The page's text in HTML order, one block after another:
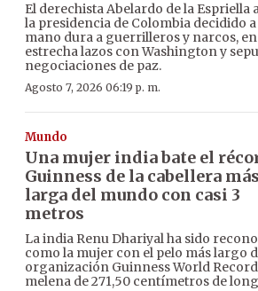
El derechista Abelardo de la Espriella
la presidencia de Colombia decidido
mano dura a guerrilleros y narcos,
estrecha lazos con Washington y
negociaciones de paz.
Agosto 7, 2026 06:19 p. m.
Mundo
Una mujer india bate el
Guinness de la cabellera más
larga del mundo con casi 3
metros
La india Renu Dhariyal ha sido
como la mujer con el pelo más largo
organización Guinness World
melena de 271,50 centímetros de